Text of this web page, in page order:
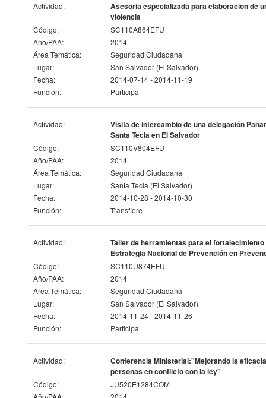
Actividad:
Asesoria especializada para elaboracion de
violencia
Código:
SC110A864EFU
Año/PAA:
2014
Área Temática:
Seguridad Ciudadana
Lugar:
San Salvador (El Salvador)
Fecha:
2014-07-14 - 2014-11-19
Función:
Participa
Actividad:
Visita de intercambio de una delegación
Santa Tecla en El Salvador
Código:
SC110V804EFU
Año/PAA:
2014
Área Temática:
Seguridad Ciudadana
Lugar:
Santa Tecla (El Salvador)
Fecha:
2014-10-28 - 2014-10-30
Función:
Transfiere
Actividad:
Taller de herramientas para el
Estrategia Nacional de Prevención en
Código:
SC110U874EFU
Año/PAA:
2014
Área Temática:
Seguridad Ciudadana
Lugar:
San Salvador (El Salvador)
Fecha:
2014-11-24 - 2014-11-26
Función:
Participa
Actividad:
Conferencia Ministerial:"Mejorando la
personas en conflicto con la ley"
Código:
JU520E1284COM